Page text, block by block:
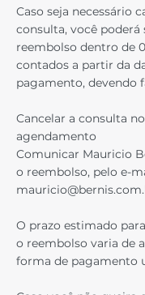
Caso seja necessário
consulta, você poderá
reembolso dentro de
contados a partir da
pagamento, devendo
Cancelar a consulta
agendamento
Comunicar Mauricio
o reembolso, pelo e-
O prazo estimado
o reembolso varia de
forma de pagamento